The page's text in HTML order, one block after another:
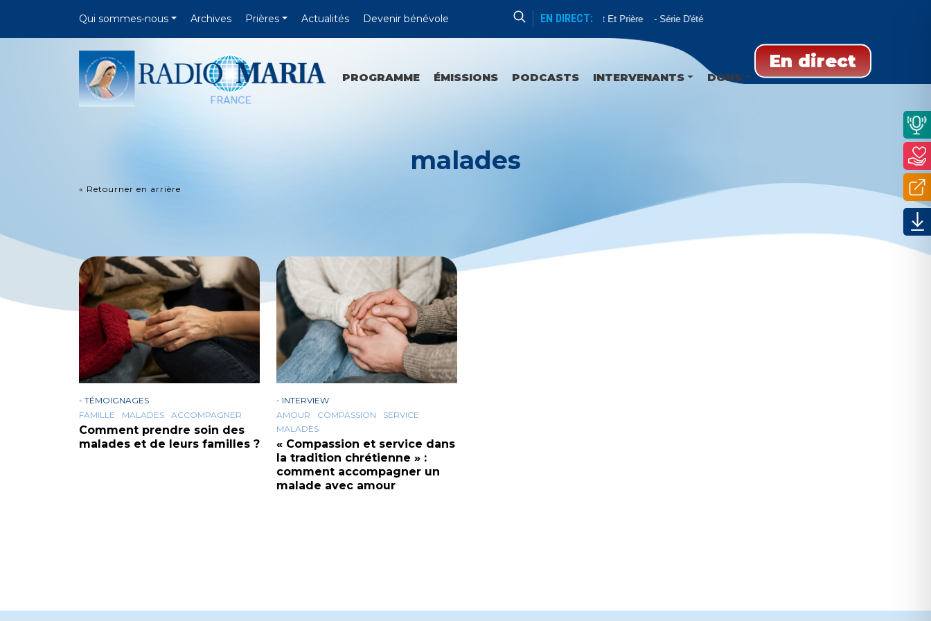
Qui sommes-nous Archives Prières Actualités Devenir bénévole EN DIRECT:
Enseignement Et Prière Série D'été
En direct
PROGRAMME ÉMISSIONS PODCASTS INTERVENANTS DONS
malades
« Retourner en arrière
- TÉMOIGNAGES
FAMILLE
MALADES ACCOMPAGNER
Comment prendre soin des
malades et de leurs familles ?
- INTERVIEW
AMOUR
COMPASSION
SERVICE
MALADES
« Compassion et service dans
la tradition chrétienne » :
comment accompagner un
malade avec amour